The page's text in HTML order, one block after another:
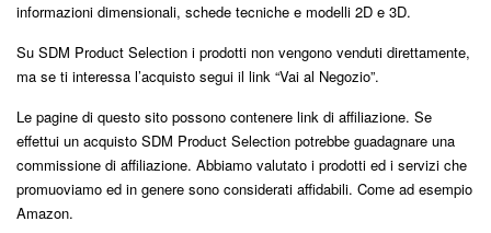
informazioni dimensionali, schede tecniche e modelli 2D e 3D.
Su SDM Product Selection i prodotti non vengono venduti direttamente,
ma se ti interessa l’acquisto segui il link “Vai al Negozio”.
Le pagine di questo sito possono contenere link di affiliazione. Se
effettui un acquisto SDM Product Selection potrebbe guadagnare una
commissione di affiliazione. Abbiamo valutato i prodotti ed i servizi che
promuoviamo ed in genere sono considerati affidabili. Come ad esempio
Amazon.